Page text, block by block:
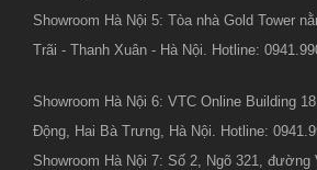
Showroom Hà Nội 5: Tòa nhà Gold Tower
Trãi - Thanh Xuân - Hà Nội. Hotline:
Showroom Hà Nội 6: VTC Online Building
Động, Hai Bà Trưng, Hà Nội. Hotline:
Showroom Hà Nội 7: Số 2, Ngõ 321,